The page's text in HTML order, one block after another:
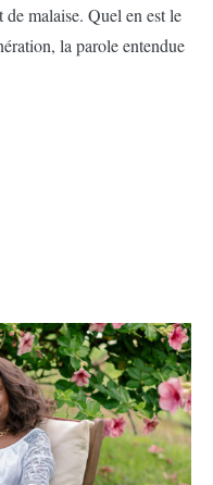
malaise. Quel en est le
la parole entendue